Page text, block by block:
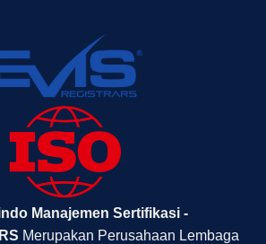
Manajemen Sertifikasi -
Merupakan Perusahaan Lembaga